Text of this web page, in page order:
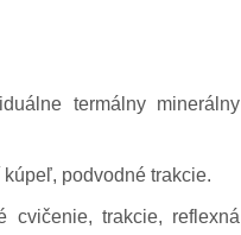
termálny minerálny
podvodné trakcie.
cvičenie, trakcie, reflexná